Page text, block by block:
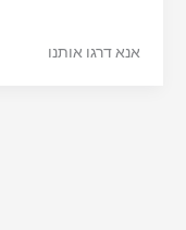
אנא דרגו אותנו